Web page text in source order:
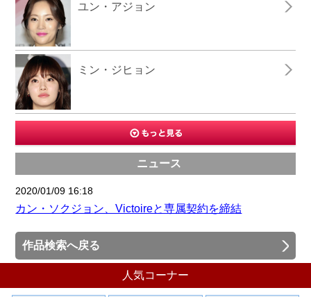
ユン・アジョン
ミン・ジヒョン
ニュース
2020/01/09 16:18
カン・ソクジョン、Victoireと専属契約を締結
作品検索へ戻る
人気コーナー